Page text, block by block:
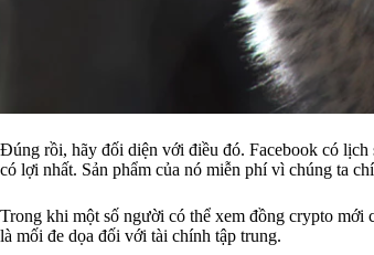
Đúng rồi, hãy đối diện với điều đó. Facebook có lịch
có lợi nhất. Sản phẩm của nó miễn phí vì chúng ta
Trong khi một số người có thể xem đồng crypto
là mối đe dọa đối với tài chính tập trung.